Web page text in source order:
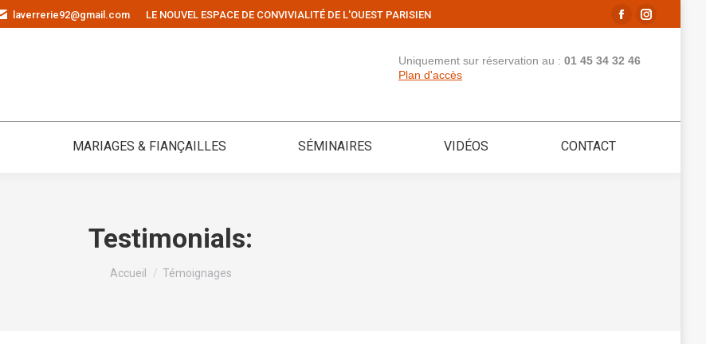
laverrerie92@gmail.com LE NOUVEL ESPACE DE CONVIVIALITÉ DE L'OUEST PARISIEN
La
Facebook
une
La
une
Uniquement sur réservation au : 01 45 34 32 46
Plan d'accès
MARIAGES & FIANÇAILLES SÉMINAIRES VIDÉOS CONTACT
Testimonials:
Vous êtes ici :
Accueil Témoignages